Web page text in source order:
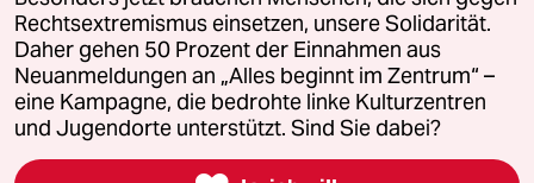
Feedback Redaktionsstatut Kommune-Richtlinien
Leitlinie Informant Datenschutz Impressum AGB
Seitenwende Einwilligungen widerrufen (Ads)
Rechtsextremismus einsetzen, unsere Solidarität.
Daher gehen 50 Prozent der Einnahmen aus
Neuanmeldungen an „Alles beginnt im Zentrum“ –
eine Kampagne, die bedrohte linke Kulturzentren
und Jugendorte unterstützt. Sind Sie dabei?